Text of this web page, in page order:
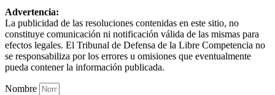
Advertencia:
La publicidad de las resoluciones contenidas en este sitio, no
constituye comunicación ni notificación válida de las mismas para
efectos legales. El Tribunal de Defensa de la Libre Competencia no
se responsabiliza por los errores u omisiones que eventualmente
pueda contener la información publicada.
Nombre